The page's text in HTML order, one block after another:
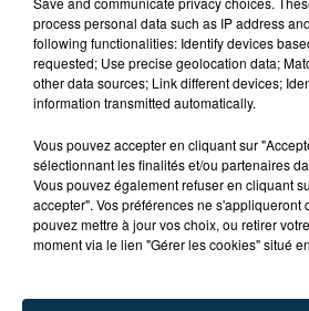
process personal data such as IP address
following functionalities: Identify devices
requested; Use precise geolocation data;
other data sources; Link different devices;
information transmitted automatically.
Vous pouvez accepter en cliquant sur
sélectionnant les finalités et/ou partenaires
Vous pouvez également refuser en cliquant
accepter". Vos préférences ne s'appliqueront
pouvez mettre à jour vos choix, ou retirer
moment via le lien "Gérer les cookies" situé